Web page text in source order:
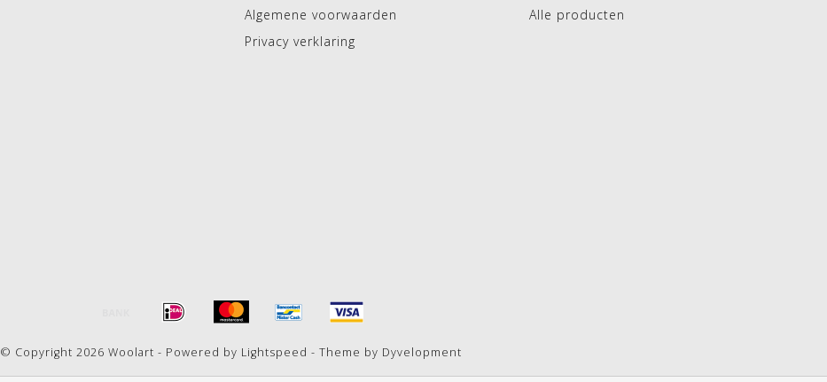
Algemene voorwaarden
Privacy verklaring
Alle producten
© Copyright 2026 Woolart - Powered by Lightspeed - Theme by Dyvelopment